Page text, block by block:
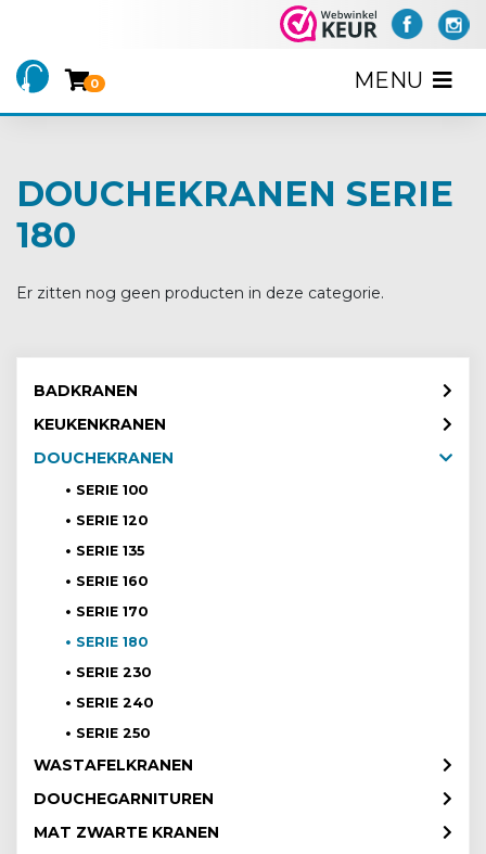
MENU
0
DOUCHEKRANEN SERIE
180
BADKRANEN
KEUKENKRANEN
DOUCHEKRANEN
SERIE 100
SERIE 120
SERIE 135
SERIE 160
SERIE 170
SERIE 180
SERIE 230
SERIE 240
SERIE 250
WASTAFELKRANEN
DOUCHEGARNITUREN
MAT ZWARTE KRANEN
Er zitten nog geen producten in deze categorie.